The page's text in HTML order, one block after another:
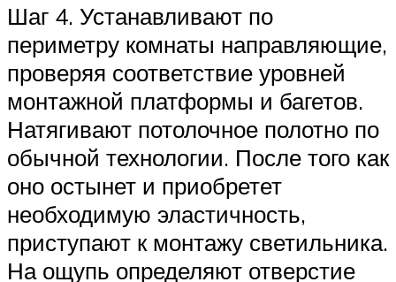
Шаг 4. Устанавливают по
периметру комнаты направляющие,
проверяя соответствие уровней
монтажной платформы и багетов.
Натягивают потолочное полотно по
обычной технологии. После того как
оно остынет и приобретет
необходимую эластичность,
приступают к монтажу светильника.
На ощупь определяют отверстие